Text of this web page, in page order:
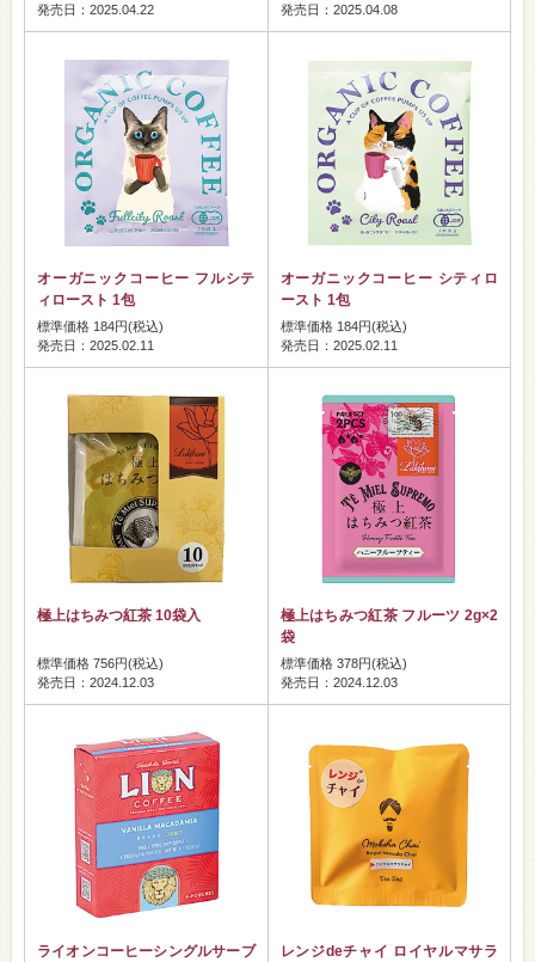
発売日：2025.04.22
発売日：2025.04.08
オーガニックコーヒー フルシテ
ィロースト 1包
標準価格 184円(税込)
発売日：2025.02.11
オーガニックコーヒー シティロ
ースト 1包
標準価格 184円(税込)
発売日：2025.02.11
極上はちみつ紅茶 10袋入
標準価格 756円(税込)
発売日：2024.12.03
極上はちみつ紅茶 フルーツ 2g×2
袋
標準価格 378円(税込)
発売日：2024.12.03
ライオンコーヒーシングルサーブ
レンジdeチャイ ロイヤルマサラ